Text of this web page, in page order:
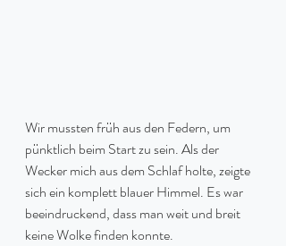
Wir mussten früh aus den Federn, um
pünktlich beim Start zu sein. Als der
Wecker mich aus dem Schlaf holte, zeigte
sich ein komplett blauer Himmel. Es war
beeindruckend, dass man weit und breit
keine Wolke finden konnte.